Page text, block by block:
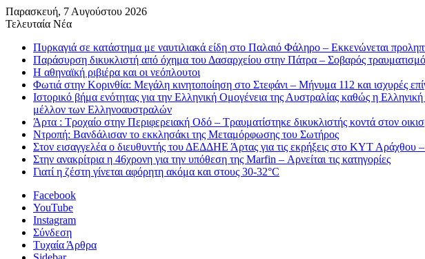
Παρασκευή, 7 Αυγούστου 2026
Τελευταία Νέα
Πυρκαγιά σε κατάστημα με ναυτιλιακά είδη στο Παλαιό Φάληρο – Εκκενώνεται
Παράσυρση δικυκλιστή από όχημα του Δασαρχείου στην Πάτρα – Σοβαρός
Η αθηναϊκή ριβιέρα και οι νεόπλουτοι
Φωτιά στην Κορινθία: Μεγάλη κινητοποίηση στο Στεφάνι – Μήνυμα 112 και ισχυρές
Ιστορικό βήμα ενότητας για την Ελληνική Ομογένεια της Αυστραλίας καθώς η
μέλλον των Ελληνοαυστραλών
Άρτα : Τροχαίο στην Περιφερειακή Οδό – Τραυματίστηκε δικυκλιστής κοντά στον
Ντροπή: Βανδάλισαν το εκκλησάκι της Μεταμόρφωσης του Σωτήρος
Στον εισαγγελέα ο διευθυντής του ΔΕΔΔΗΕ Άρτας για τις εκρήξεις στο ΚΥΤ Αράχθου –
Στην ανακρίτρια η 46χρονη για την υπόθεση της Marfin – Αρνείται τις κατηγορίες
Γιατί η ζέστη γίνεται αφόρητη ακόμα και στους 30-32°C
Facebook
YouTube
Instagram
Σύνδεση
Τυχαία Άρθρα